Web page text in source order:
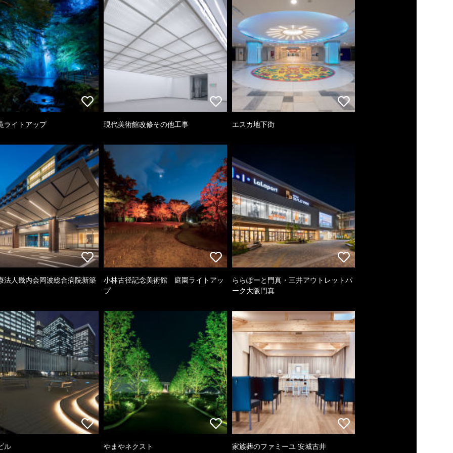
ライトアップ 現代美術館改修その他工事 エスカ地下街
法人幾内会岡波総合病院新築
小林古径記念美術館 庭園ライトアッ
プ
ららぽーと門真・三井アウトレットパ
ーク大阪門真
ル やまやネクスト 家族葬のファミーユ 安城古井